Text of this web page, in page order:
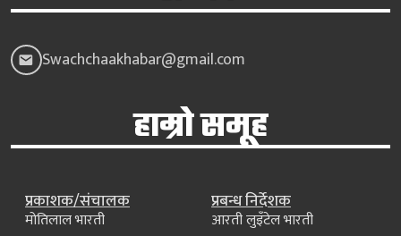
Swachchaakhabar@gmail.com
हाम्रो समूह
प्रकाशक/संचालक
मोतिलाल भारती
प्रबन्ध निर्देशक
आरती लुइँटेल भारती